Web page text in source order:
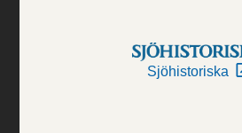
Sjöhistoriska